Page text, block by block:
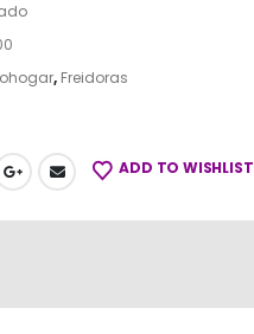
, Freidoras
ADD TO WISHLIST